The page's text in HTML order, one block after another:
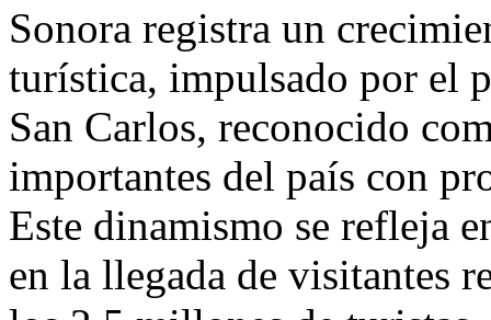
Sonora registra un
turística, impulsado por el
San Carlos, reconocido
importantes del país con
Este dinamismo se refleja
en la llegada de visitantes